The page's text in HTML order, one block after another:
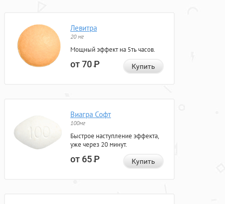
Левитра
20 мг
Мощный эффект на 5ть часов.
от 70Р Купить
Виагра Софт
100мг
Быстрое наступление эффекта,
уже через 20 минут.
от 65Р Купить